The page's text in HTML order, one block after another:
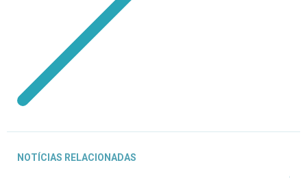
NOTÍCIAS RELACIONADAS